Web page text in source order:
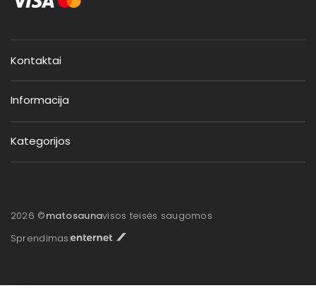
Kontaktai
Informacija
Kategorijos
2026 ©matosaunavisos teisės saugomos
Sprendimas: